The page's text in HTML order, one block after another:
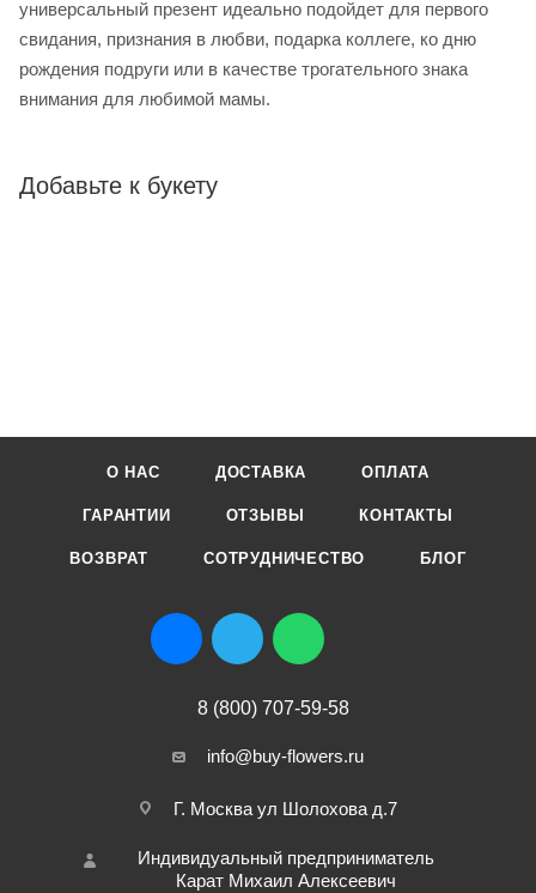
универсальный презент идеально подойдет для первого
свидания, признания в любви, подарка коллеге, ко дню
рождения подруги или в качестве трогательного знака
внимания для любимой мамы.
Добавьте к букету
О НАС ДОСТАВКА ОПЛАТА
ГАРАНТИИ ОТЗЫВЫ КОНТАКТЫ
ВОЗВРАТ СОТРУДНИЧЕСТВО БЛОГ
8 (800) 707-59-58
info@buy-flowers.ru
Г. Москва ул Шолохова д.7
Индивидуальный предприниматель
Карат Михаил Алексеевич